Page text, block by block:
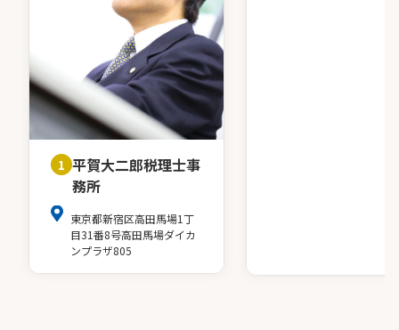
1 平賀大二郎税理士事
務所
東京都新宿区高田馬場1丁
目31番8号高田馬場ダイカ
ンプラザ805